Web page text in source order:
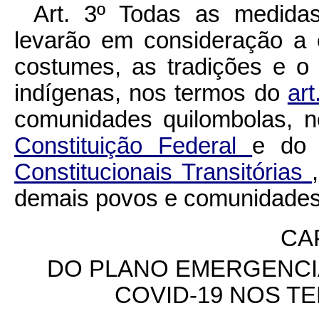
Art. 3º Todas as
levarão em consideração
costumes, as tradições e
indígenas, nos termos do
comunidades quilombolas,
Constituição Federal e
Constitucionais Transitórias
demais povos e
DO PLANO
COVID-19 NOS